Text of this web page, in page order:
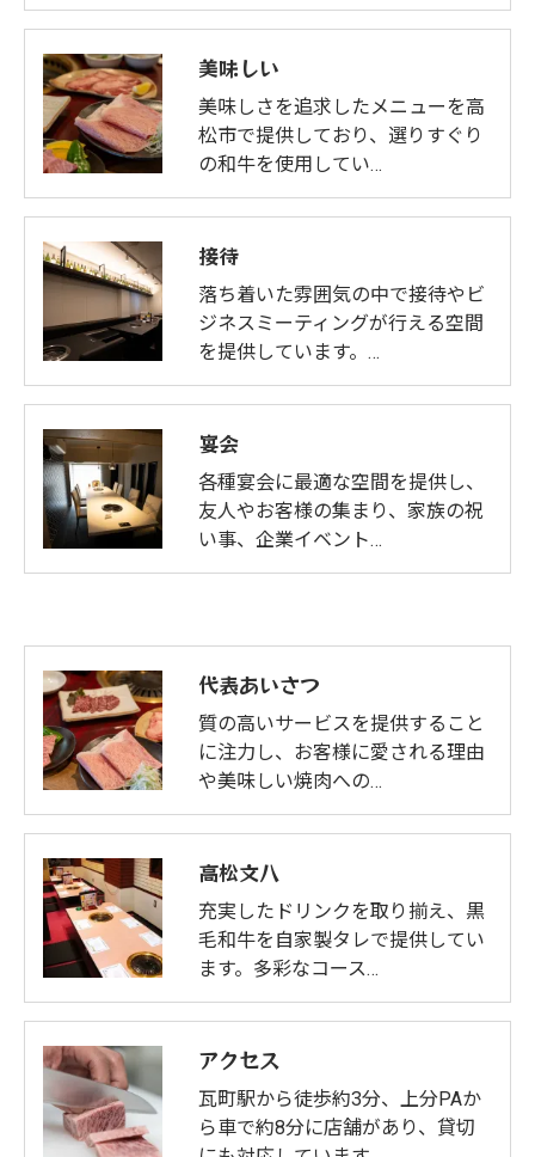
美味しい
美味しさを追求したメニューを高
松市で提供しており、選りすぐり
の和牛を使用してい…
接待
落ち着いた雰囲気の中で接待やビ
ジネスミーティングが行える空間
を提供しています。…
宴会
各種宴会に最適な空間を提供し、
友人やお客様の集まり、家族の祝
い事、企業イベント…
代表あいさつ
質の高いサービスを提供すること
に注力し、お客様に愛される理由
や美味しい焼肉への…
高松文八
充実したドリンクを取り揃え、黒
毛和牛を自家製タレで提供してい
ます。多彩なコース…
アクセス
瓦町駅から徒歩約3分、上分PAか
ら車で約8分に店舗があり、貸切